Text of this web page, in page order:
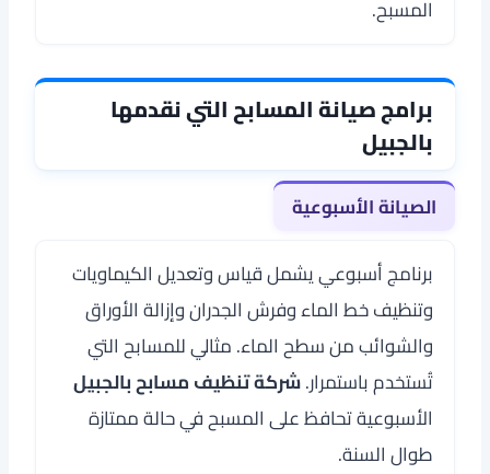
المسبح.
برامج صيانة المسابح التي نقدمها
بالجبيل
الصيانة الأسبوعية
برنامج أسبوعي يشمل قياس وتعديل الكيماويات
وتنظيف خط الماء وفرش الجدران وإزالة الأوراق
والشوائب من سطح الماء. مثالي للمسابح التي
تُستخدم باستمرار.شركة تنظيف مسابح بالجبيل
الأسبوعية تحافظ على المسبح في حالة ممتازة
طوال السنة.